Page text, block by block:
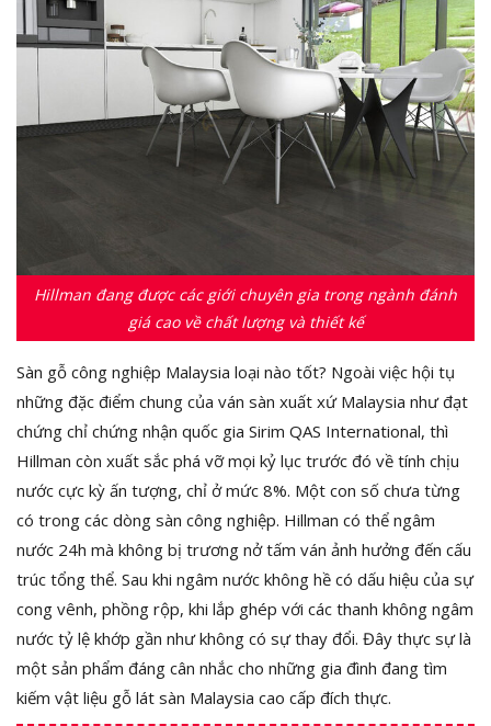
Hillman đang được các giới chuyên gia trong ngành đánh
giá cao về chất lượng và thiết kế
Sàn gỗ công nghiệp Malaysia loại nào tốt? Ngoài việc hội tụ
những đặc điểm chung của ván sàn xuất xứ Malaysia như đạt
chứng chỉ chứng nhận quốc gia Sirim QAS International, thì
Hillman còn xuất sắc phá vỡ mọi kỷ lục trước đó về tính chịu
nước cực kỳ ấn tượng, chỉ ở mức 8%. Một con số chưa từng
có trong các dòng sàn công nghiệp. Hillman có thể ngâm
nước 24h mà không bị trương nở tấm ván ảnh hưởng đến cấu
trúc tổng thể. Sau khi ngâm nước không hề có dấu hiệu của sự
cong vênh, phồng rộp, khi lắp ghép với các thanh không ngâm
nước tỷ lệ khớp gần như không có sự thay đổi. Đây thực sự là
một sản phẩm đáng cân nhắc cho những gia đình đang tìm
kiếm vật liệu gỗ lát sàn Malaysia cao cấp đích thực.